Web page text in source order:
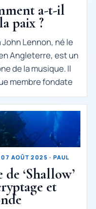
a-t-il
paix ?
Lennon, né le
Angleterre, est un
de la musique. Il
membre fondate
AOÛT 2025 · PAUL
de ‘Shallow’
et